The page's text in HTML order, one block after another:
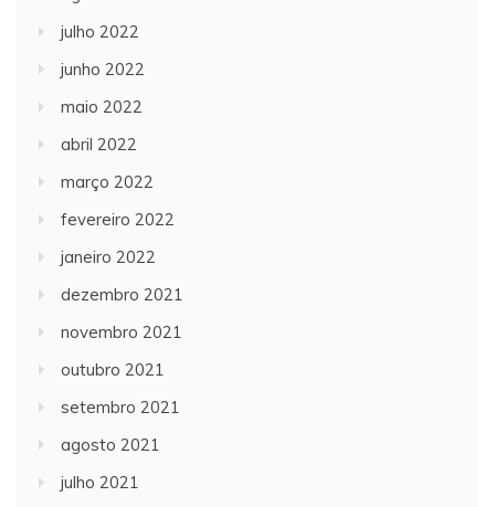
julho 2022
junho 2022
maio 2022
abril 2022
março 2022
fevereiro 2022
janeiro 2022
dezembro 2021
novembro 2021
outubro 2021
setembro 2021
agosto 2021
julho 2021